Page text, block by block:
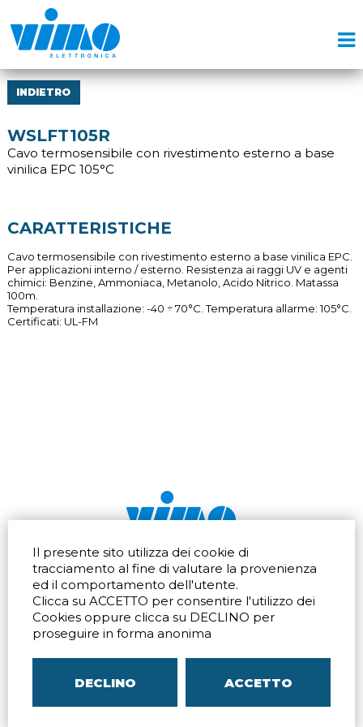
Il presente sito utilizza dei cookie di
tracciamento al fine di valutare la provenienza
ed il comportamento dell'utente.
Clicca su ACCETTO per consentire l'utilizzo dei
Cookies oppure clicca su DECLINO per
proseguire in forma anonima
DECLINO ACCETTO
INDIETRO
WSLFT105R
Cavo termosensibile con rivestimento esterno a base
vinilica EPC 105°C
CARATTERISTICHE
Cavo termosensibile con rivestimento esterno a base vinilica EPC.
Per applicazioni interno / esterno. Resistenza ai raggi UV e agenti
chimici: Benzine, Ammoniaca, Metanolo, Acido Nitrico. Matassa
100m.
Temperatura installazione: -40 ÷ 70°C. Temperatura allarme: 105°C.
Certificati: UL-FM
Via dell'artigianato 32Q
20865 Usmate Velate (MB)
Indicazioni Stradali
Tel. +39 039 672520
Fax +39 039 672568
Email
Via Pontina 583
Roma (RM) 00128
Tel.+39 06 80079273
Indicazioni Stradali
Via San Crispino 64
Padova (PD) 35129
P.IVA00804240968 05096770150– C.C.I.A.A. di